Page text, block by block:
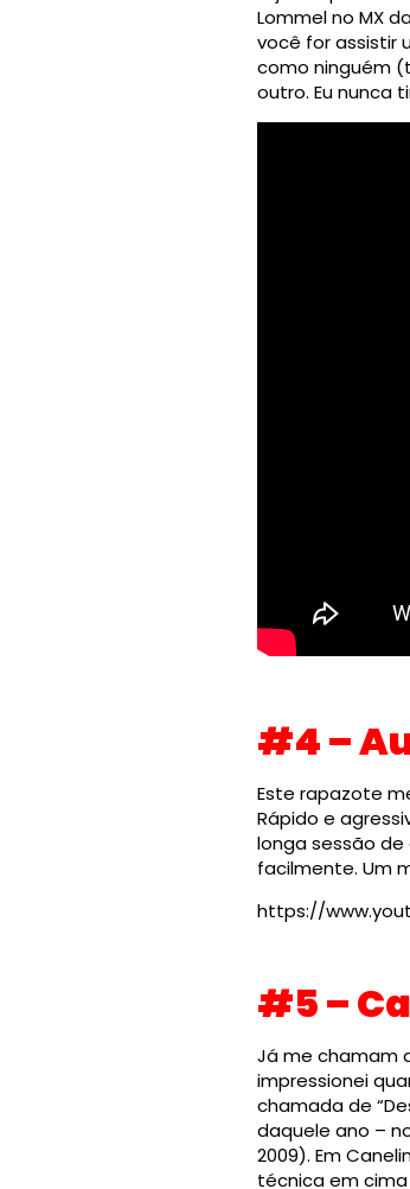
Lommel no MX
você for assistir
como ninguém
outro. Eu nunca
#4 –
Este rapazote
Rápido e
longa sessão
facilmente. Um
https://
#5 –
Já me chamam
impressionei
chamada de
daquele ano –
2009). Em
técnica em cima